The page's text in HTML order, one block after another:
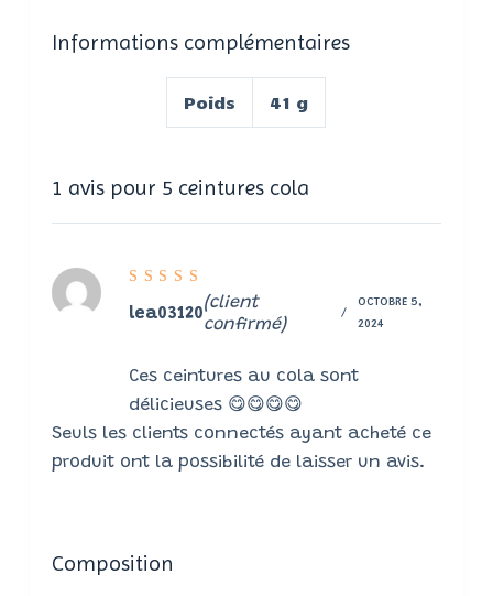
Informations complémentaires
Poids 41 g
1 avis pour 5 ceintures cola
5
sur 5
lea03120
(client
confirmé)
OCTOBRE 5,
2024
Ces ceintures au cola sont
délicieuses 😋😋😋😋
Seuls les clients connectés ayant acheté ce
produit ont la possibilité de laisser un avis.
Composition